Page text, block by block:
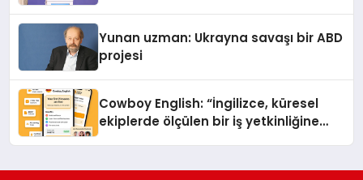
Yunan uzman: Ukrayna savaşı bir ABD
projesi
Cowboy English: “İngilizce, küresel
ekiplerde ölçülen bir iş yetkinliğine